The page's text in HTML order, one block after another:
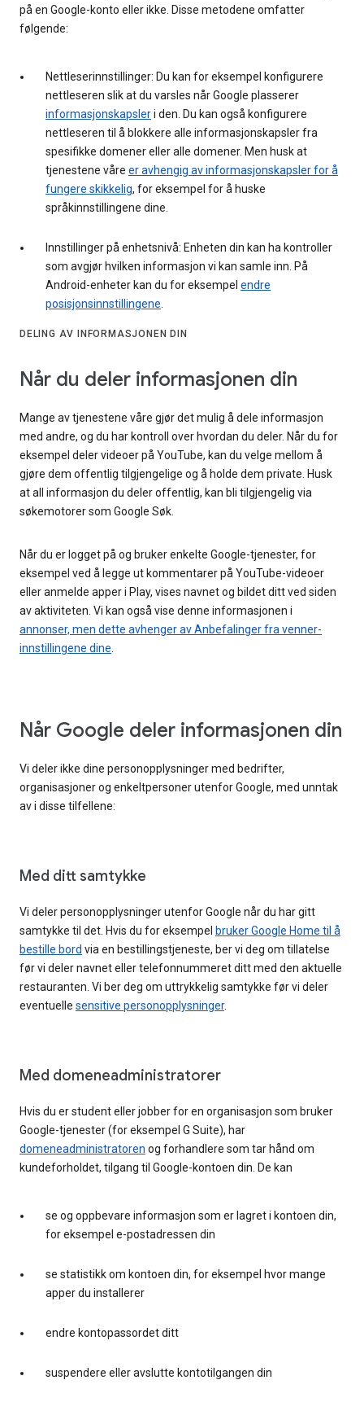
på en Google-konto eller ikke. Disse metodene omfatter
følgende:
Nettleserinnstillinger: Du kan for eksempel konfigurere
nettleseren slik at du varsles når Google plasserer
informasjonskapsleri den. Du kan også konfigurere
nettleseren til å blokkere alle informasjonskapsler fra
spesifikke domener eller alle domener. Men husk at
tjenestene våre er avhengig av informasjonskapsler for å
fungere skikkelig, for eksempel for å huske
språkinnstillingene dine.
Innstillinger på enhetsnivå: Enheten din kan ha kontroller
som avgjør hvilken informasjon vi kan samle inn. På
Android-enheter kan du for eksempel endre
posisjonsinnstillingene
DELING AV INFORMASJONEN DIN
Når du deler informasjonen din
Mange av tjenestene våre gjør det mulig å dele informasjon
med andre, og du har kontroll over hvordan du deler. Når du for
eksempel deler videoer på YouTube, kan du velge mellom å
gjøre dem offentlig tilgjengelige og å holde dem private. Husk
at all informasjon du deler offentlig, kan bli tilgjengelig via
søkemotorer som Google Søk.
Når du er logget på og bruker enkelte Google-tjenester, for
eksempel ved å legge ut kommentarer på YouTube-videoer
eller anmelde apper i Play, vises navnet og bildet ditt ved siden
av aktiviteten. Vi kan også vise denne informasjonen i
annonser, men dette avhenger av Anbefalinger fra venner-
innstillingene dine
Når Google deler informasjonen din
Vi deler ikke dine personopplysninger med bedrifter,
organisasjoner og enkeltpersoner utenfor Google, med unntak
av i disse tilfellene:
Med ditt samtykke
Vi deler personopplysninger utenfor Google når du har gitt
samtykke til det. Hvis du for eksempel bruker Google Home til å
bestille bord via en bestillingstjeneste, ber vi deg om tillatelse
før vi deler navnet eller telefonnummeret ditt med den aktuelle
restauranten. Vi ber deg om uttrykkelig samtykke før vi deler
eventuelle sensitive personopplysninger.
Med domeneadministratorer
Hvis du er student eller jobber for en organisasjon som bruker
Google-tjenester (for eksempel G Suite), har
domeneadministratoren og forhandlere som tar hånd om
kundeforholdet, tilgang til Google-kontoen din. De kan
se og oppbevare informasjon som er lagret i kontoen din,
for eksempel e-postadressen din
se statistikk om kontoen din, for eksempel hvor mange
apper du installerer
endre kontopassordet ditt
suspendere eller avslutte kontotilgangen din